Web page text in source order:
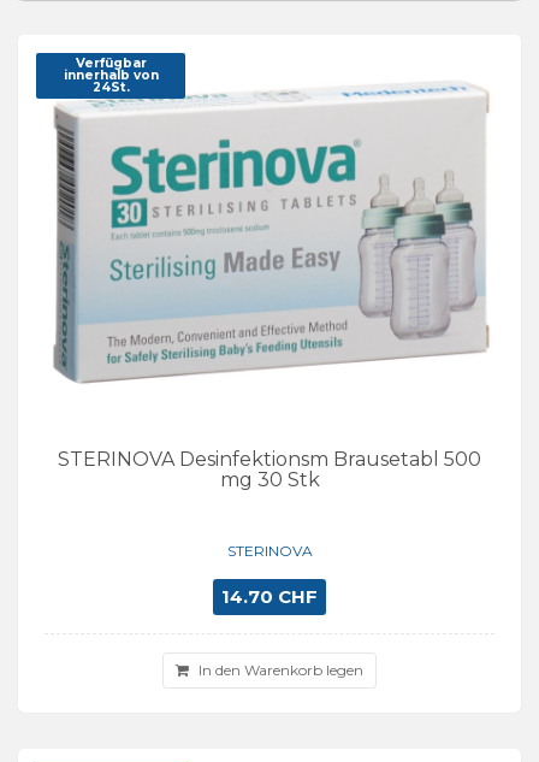
Verfügbar
innerhalb von
24St.
STERINOVA Desinfektionsm Brausetabl 500
mg 30 Stk
STERINOVA
14.70 CHF
In den Warenkorb legen